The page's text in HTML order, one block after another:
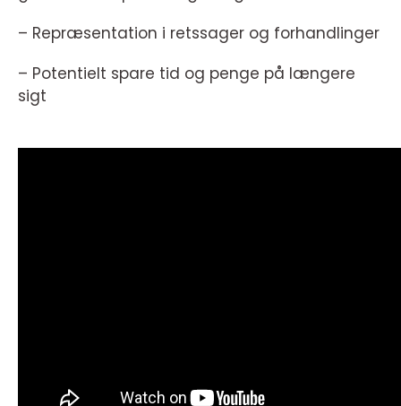
– Repræsentation i retssager og forhandlinger
– Potentielt spare tid og penge på længere
sigt